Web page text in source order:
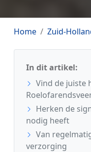
Home Zuid-
In dit artikel:
Vind de juiste
Herken de
nodig heeft
Van
verzorging